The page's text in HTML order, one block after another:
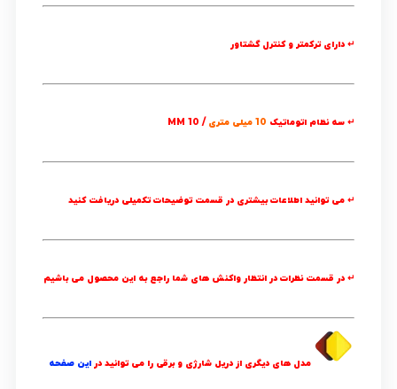
↵ دارای ترکمتر و کنترل گشتاور
↵ سه نظام اتوماتیک / 10 MM
↵ می توانید اطلاعات بیشتری در قسمت توضیحات تکمیلی دریافت کنید
↵ در قسمتنظراتدر انتظار واکنش های شما راجع به این محصول می باشیم
مدل های دیگری از دریل شارژی و برقی را می توانید در این صفحه